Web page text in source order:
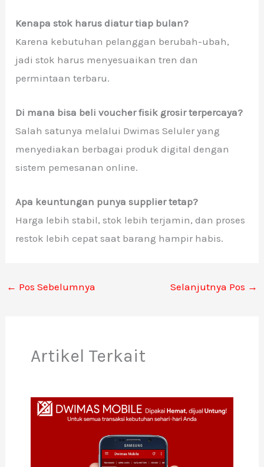
Kenapa stok harus diatur tiap bulan?
Karena kebutuhan pelanggan berubah-ubah,
jadi stok harus menyesuaikan tren dan
permintaan terbaru.
Di mana bisa beli voucher fisik grosir terpercaya?
Salah satunya melalui Dwimas Seluler yang
menyediakan berbagai produk digital dengan
sistem pemesanan online.
Apa keuntungan punya supplier tetap?
Harga lebih stabil, stok lebih terjamin, dan proses
restok lebih cepat saat barang hampir habis.
← Pos Sebelumnya Selanjutnya Pos →
Artikel Terkait